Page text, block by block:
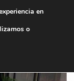
de descuento.
en
o